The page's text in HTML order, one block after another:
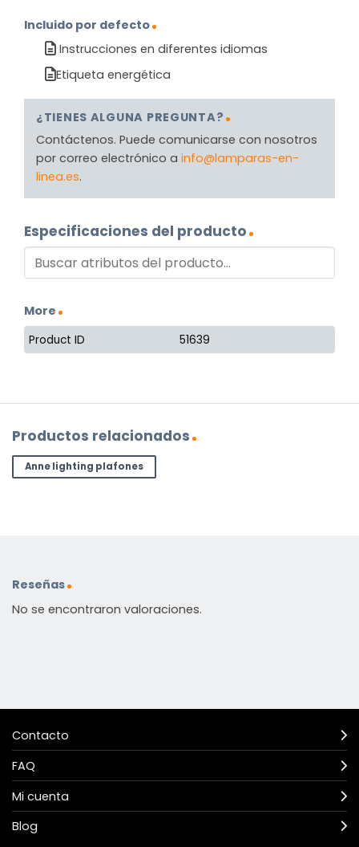
Incluido por defecto
Instrucciones en diferentes idiomas
Etiqueta energética
¿TIENES ALGUNA PREGUNTA?
Contáctenos. Puede comunicarse con nosotros
por correo electrónico a info@lamparas-en-
linea.es.
Especificaciones del producto
More
Product ID 51639
Productos relacionados
Anne lighting plafones
Reseñas
No se encontraron valoraciones.
Contacto
FAQ
Mi cuenta
Blog